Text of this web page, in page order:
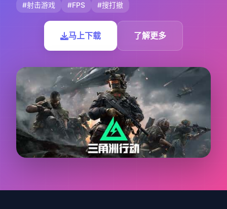
#射击游戏 #FPS #搜打撤
马上下载 了解更多